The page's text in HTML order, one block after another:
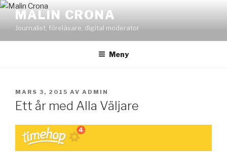
Hoppa
innehåll
MALIN CRONA
Journalist, föreläsare, digital moderator
Meny
PUBLICERAT
MARS 3, 2015 AV ADMIN
Ett år med Alla Väljare